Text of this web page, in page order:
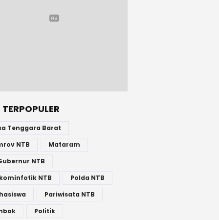
Tenggara Barat
NTB
Mataram
NTB
NTB
Polda NTB
Pariwisata NTB
Politik